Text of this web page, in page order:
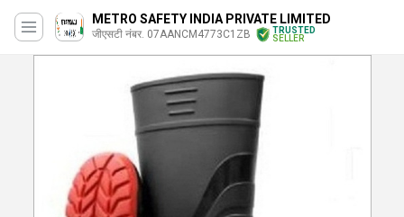
METRO SAFETY INDIA PRIVATE LIMITED
जीएसटी नंबर. 07AANCM4773C1ZB
TRUSTED
SELLER